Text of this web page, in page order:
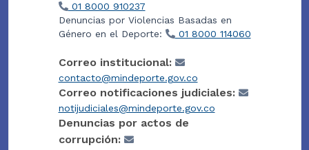
01 8000 910237
Denuncias por Violencias Basadas en
Género en el Deporte:
01 8000 114060
Correo institucional:
contacto@mindeporte.gov.co
Correo notificaciones judiciales:
notijudiciales@mindeporte.gov.co
Denuncias por actos de
corrupción: